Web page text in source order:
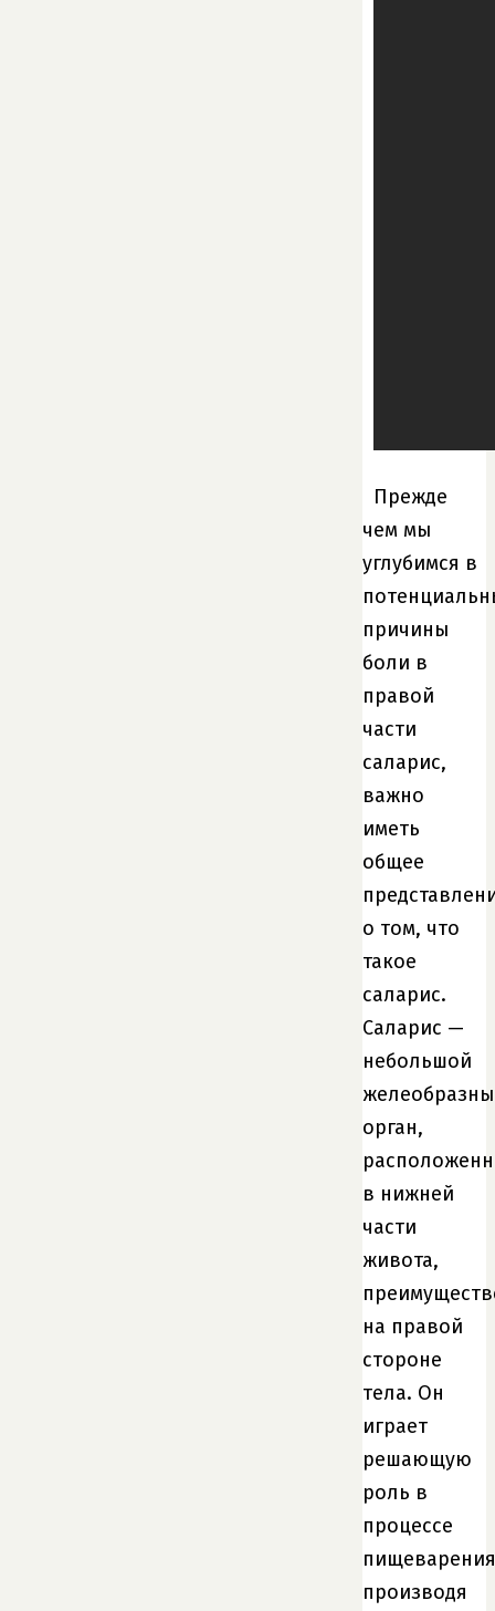
Прежде
чем мы
углубимся в
причины
боли в
правой
части
саларис,
важно
иметь
общее
о том, что
такое
саларис.
Саларис —
небольшой
орган,
в нижней
части
живота,
на правой
стороне
тела. Он
играет
решающую
роль в
процессе
производя